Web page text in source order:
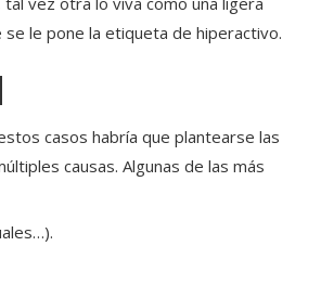
le pone la etiqueta de hiperactivo.
casos habría que plantearse las
causas. Algunas de las más